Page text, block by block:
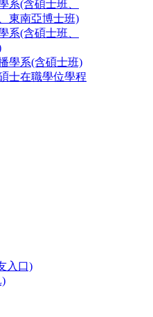
系(含碩士班、
東南亞博士班)
系(含碩士班、
學系(含碩士班)
士在職學位學程
入口)